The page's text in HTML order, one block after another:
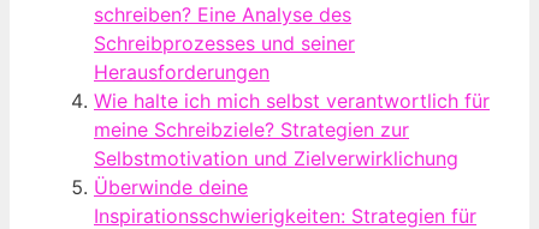
schreiben? Eine Analyse des
Schreibprozesses und seiner
Herausforderungen
Wie halte ich mich selbst verantwortlich für
meine Schreibziele? Strategien zur
Selbstmotivation und Zielverwirklichung
Überwinde deine
Inspirationsschwierigkeiten: Strategien für